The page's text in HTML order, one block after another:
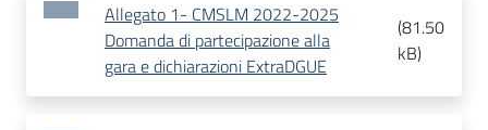
Allegato 1- CMSLM 2022-2025
Domanda di partecipazione alla
gara e dichiarazioni ExtraDGUE
(81.50
kB)